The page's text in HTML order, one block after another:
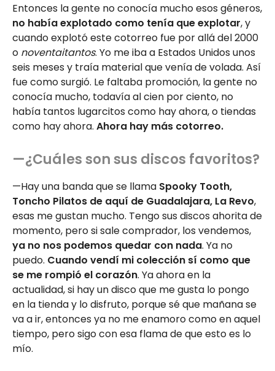
Entonces la gente no conocía mucho esos géneros,
no había explotado como tenía que explotar, y
cuando explotó este cotorreo fue por allá del 2000
o noventaitantos. Yo me iba a Estados Unidos unos
seis meses y traía material que venía de volada. Así
fue como surgió. Le faltaba promoción, la gente no
conocía mucho, todavía al cien por ciento, no
había tantos lugarcitos como hay ahora, o tiendas
como hay ahora. Ahora hay más cotorreo.
—¿Cuáles son sus discos favoritos?
—Hay una banda que se llama Spooky Tooth,
Toncho Pilatos de aquí de Guadalajara, La Revo,
esas me gustan mucho. Tengo sus discos ahorita de
momento, pero si sale comprador, los vendemos,
ya no nos podemos quedar con nada. Ya no
puedo. Cuando vendí mi colección sí como que
se me rompió el corazón. Ya ahora en la
actualidad, si hay un disco que me gusta lo pongo
en la tienda y lo disfruto, porque sé que mañana se
va a ir, entonces ya no me enamoro como en aquel
tiempo, pero sigo con esa flama de que esto es lo
mío.